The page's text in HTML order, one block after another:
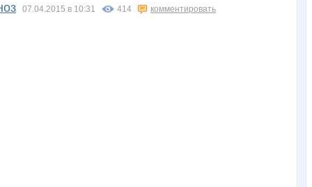
07.04.2015 в 10:31 414 комментировать